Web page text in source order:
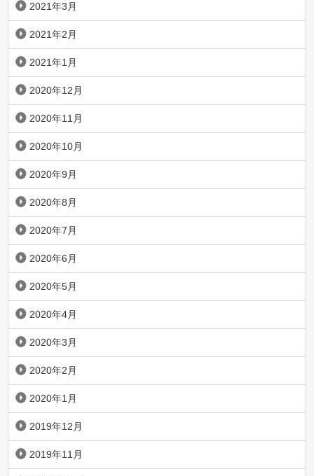
2021年3月
2021年2月
2021年1月
2020年12月
2020年11月
2020年10月
2020年9月
2020年8月
2020年7月
2020年6月
2020年5月
2020年4月
2020年3月
2020年2月
2020年1月
2019年12月
2019年11月